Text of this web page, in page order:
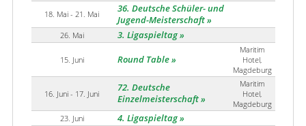
18. Mai - 21. Mai
36. Deutsche Schüler- und
Jugend-Meisterschaft
26. Mai 3. Ligaspieltag
15. Juni Round Table
Maritim
Hotel,
Magdeburg
16. Juni - 17. Juni
72. Deutsche
Einzelmeisterschaft
Maritim
Hotel,
Magdeburg
23. Juni
4. Ligaspieltag